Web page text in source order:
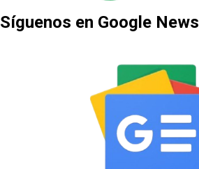
Síguenos en Google News